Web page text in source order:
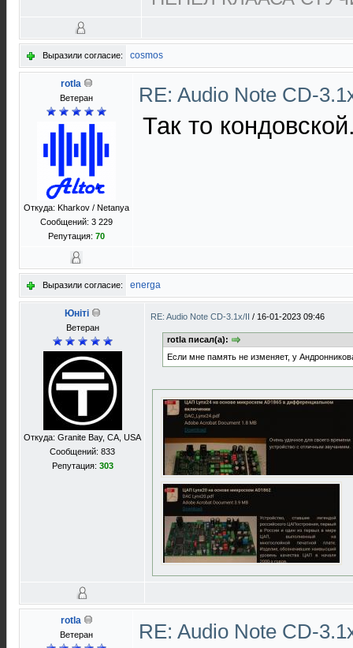
Выразили согласие: cosmos
rotla
Ветеран
Откуда: Kharkov / Netanya
Сообщений: 3 229
Репутация: 70
RE: Audio Note CD-
Так то
Выразили согласие: energa
Юнiтi
Ветеран
Откуда: Granite Bay, CA, USA
Сообщений: 833
Репутация: 303
RE: Audio Note CD-3.1x/II / 16-01-2023 09:46
rotla писал(а):
Если мне память не изменяет, у
rotla
Ветеран RE: Audio Note CD-